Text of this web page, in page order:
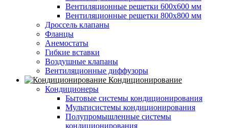
Вентиляционные решетки 600х600 мм
Вентиляционные решетки 800х800 мм
Дроссель клапаны
Фланцы
Анемостаты
Гибкие вставки
Воздушные клапаны
Вентиляционные диффузоры
Кондиционирование
Кондиционеры
Бытовые системы кондиционирования
Мультисистемы кондиционирования
Полупромышленные системы
кондиционирования